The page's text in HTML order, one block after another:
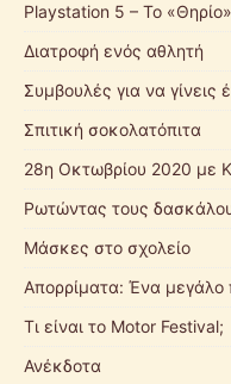
Playstation 5 – Το
Διατροφή ενός αθλητή
Συμβουλές για να
Σπιτική σοκολατόπιτα
28η Οκτωβρίου 2020 με
Ρωτώντας τους
Μάσκες στο σχολείο
Απορρίματα: Ένα
Τι είναι το Motor Festival;
Ανέκδοτα